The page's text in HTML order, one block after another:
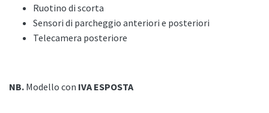
Ruotino di scorta
Sensori di parcheggio anteriori e posteriori
Telecamera posteriore
NB. Modello con IVA ESPOSTA